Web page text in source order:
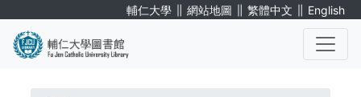
輔仁大學 ∥ 網站地圖 ∥ 繁體中文 ∥ English